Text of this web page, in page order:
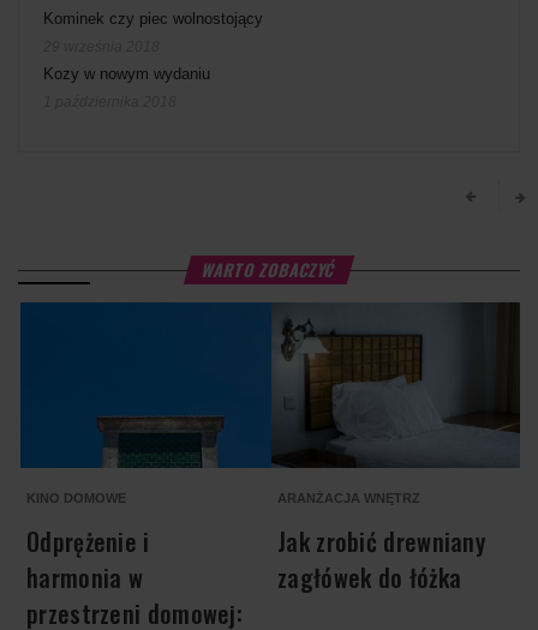
Kominek czy piec wolnostojący
Kozy w nowym wydaniu
WARTO ZOBACZYĆ
KINO DOMOWE
Odprężenie i
harmonia w
przestrzeni domowej:
ARANŻACJA WNĘTRZ
Jak zrobić drewniany
zagłówek do łóżka